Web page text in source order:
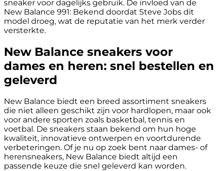
sneaker voor dagelijks gebruik. De invloed van de
New Balance 991: Bekend doordat Steve Jobs dit
model droeg, wat de reputatie van het merk verder
versterkte.
New Balance sneakers voor
dames en heren: snel bestellen en
geleverd
New Balance biedt een breed assortiment sneakers
die niet alleen geschikt zijn voor hardlopen, maar ook
voor andere sporten zoals basketbal, tennis en
voetbal. De sneakers staan bekend om hun hoge
kwaliteit, innovatieve ontwerpen en voortdurende
verbeteringen. Of je nu op zoek bent naar dames- of
herensneakers, New Balance biedt altijd een
passende keuze die snel geleverd kan worden.